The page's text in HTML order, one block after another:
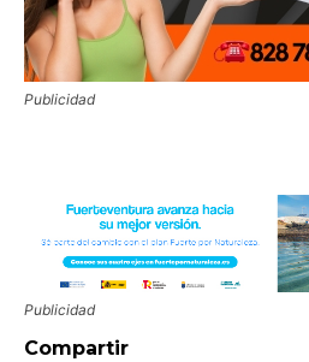
Publicidad
Publicidad
Compartir